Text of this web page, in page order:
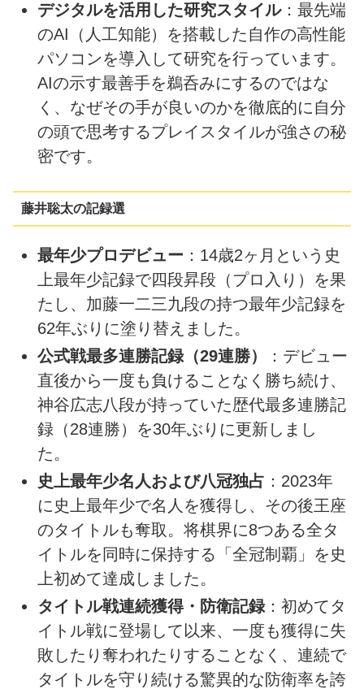
デジタルを活用した研究スタイル：最先端
のAI（人工知能）を搭載した自作の高性能
パソコンを導入して研究を行っています。
AIの示す最善手を鵜呑みにするのではな
く、なぜその手が良いのかを徹底的に自分
の頭で思考するプレイスタイルが強さの秘
密です。
藤井聡太の記録選
最年少プロデビュー ：14歳2ヶ月という史
上最年少記録で四段昇段（プロ入り）を果
たし、加藤一二三九段の持つ最年少記録を
62年ぶりに塗り替えました。
公式戦最多連勝記録（29連勝）
：デビュー
直後から一度も負けることなく勝ち続け、
神谷広志八段が持っていた歴代最多連勝記
録（28連勝）を30年ぶりに更新しまし
た。
史上最年少名人および八冠独占 ：2023年
に史上最年少で名人を獲得し、その後王座
のタイトルも奪取。将棋界に8つある全タ
イトルを同時に保持する「全冠制覇」を史
上初めて達成しました。
タイトル戦連続獲得・防衛記録：初めてタ
イトル戦に登場して以来、一度も獲得に失
敗したり奪われたりすることなく、連続で
タイトルを守り続ける驚異的な防衛率を誇